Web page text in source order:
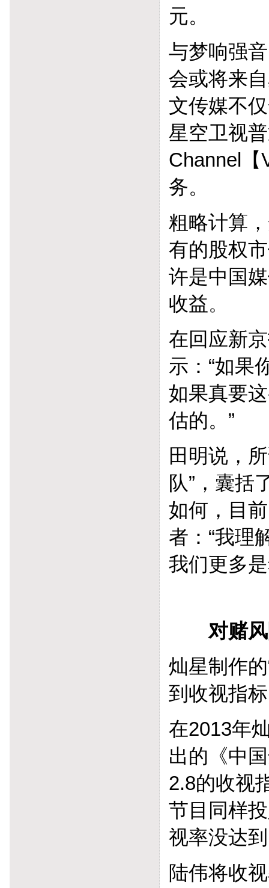
元。
与梦响强
会或将来
文传媒不
星空卫视
Channel【
务。
粗略计算
有的股权
许是中国
收益。
在回应新
示：“如果
如果真要
估的。”
田明说，
队”，囊括
如何，目
者：“我理
我们更多
对赌风
灿星制作
到收视指
在2013年
出的《中
2.8的收视
节目同样
视率没达
陆伟将收